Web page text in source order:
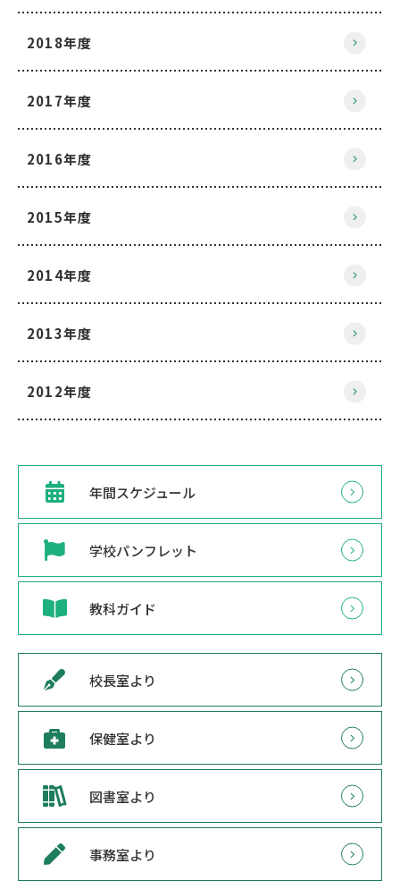
2018年度
2017年度
2016年度
2015年度
2014年度
2013年度
2012年度
年間スケジュール
学校パンフレット
教科ガイド
校長室より
保健室より
図書室より
事務室より